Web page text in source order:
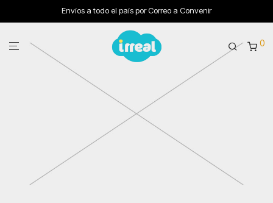
Envíos a todo el país por Correo a Convenir
0